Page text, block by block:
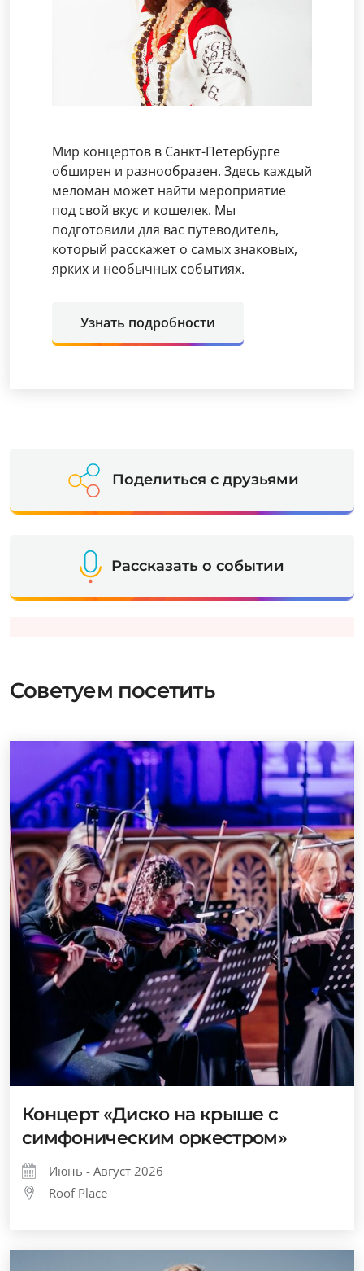
Мир концертов в Санкт-Петербурге
обширен и разнообразен. Здесь каждый
меломан может найти мероприятие
под свой вкус и кошелек. Мы
подготовили для вас путеводитель,
который расскажет о самых знаковых,
ярких и необычных событиях.
Узнать подробности
Поделиться с друзьями
Рассказать о событии
Советуем посетить
Концерт «Диско на крыше с
симфоническим оркестром»
Июнь - Август 2026
Roof Place